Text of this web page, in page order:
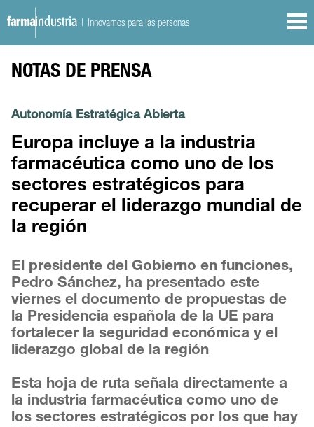
| Innovamos para las personas
NOTAS DE PRENSA
Autonomía Estratégica Abierta
Europa incluye a la industria
farmacéutica como uno de los
sectores estratégicos para
recuperar el liderazgo mundial de
la región
El presidente del Gobierno en funciones,
Pedro Sánchez, ha presentado este
viernes el documento de propuestas de
la Presidencia española de la UE para
fortalecer la seguridad económica y el
liderazgo global de la región
Esta hoja de ruta señala directamente a
la industria farmacéutica como uno de
los sectores estratégicos por los que hay